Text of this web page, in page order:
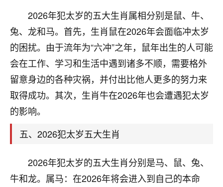
2026年犯太岁的五大生肖属相分别是鼠、牛、
兔、龙和马。首先，生肖鼠在2026年会面临冲太岁
的困扰。由于流年为“六冲”之年，鼠年出生的人可能
会在工作、学习和生活中遇到诸多不顺，需要格外
留意身边的各种灾祸，并付出比他人更多的努力来
取得成功。其次，生肖牛在2026年也会遭遇犯太岁
的影响。
五、2026犯太岁五大生肖
2026年犯太岁的五大生肖分别是马、鼠、兔、
牛和龙。属马：在2026年将会进入到自己的本命
鹿森：可怜天下父母心啊！
3小时前 来自河北 16
付深
我是公司人事调整，有升迁机会，但同时竞争的我们
三个，找老师的时候是抱着侥幸心理，没想到老师看
着我晋升有望，我半信半疑的按照老师建议，做了化
后，我以为都没戏了，结果开年一上班，开会提拔升
3000，非常开心，无论如何，感恩感谢！🙏🏻
鹿森：恭喜升职加薪！！，请客吗？�